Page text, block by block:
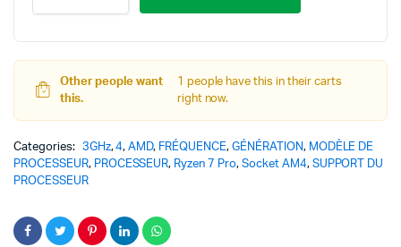
Other people want
this.
1 people have this in their carts
right now.
Categories: 3GHz,4,AMD, FRÉQUENCE, GÉNÉRATION, MODÈLE DE
PROCESSEUR, PROCESSEUR, Ryzen 7 Pro, Socket AM4, SUPPORT DU
PROCESSEUR